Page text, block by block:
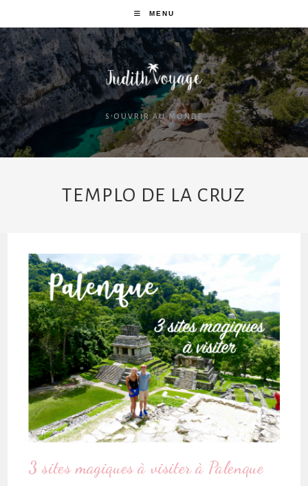
MENU
S'OUVRIR AU MONDE
TEMPLO DE LA CRUZ
3 sites magiques à visiter à Palenque